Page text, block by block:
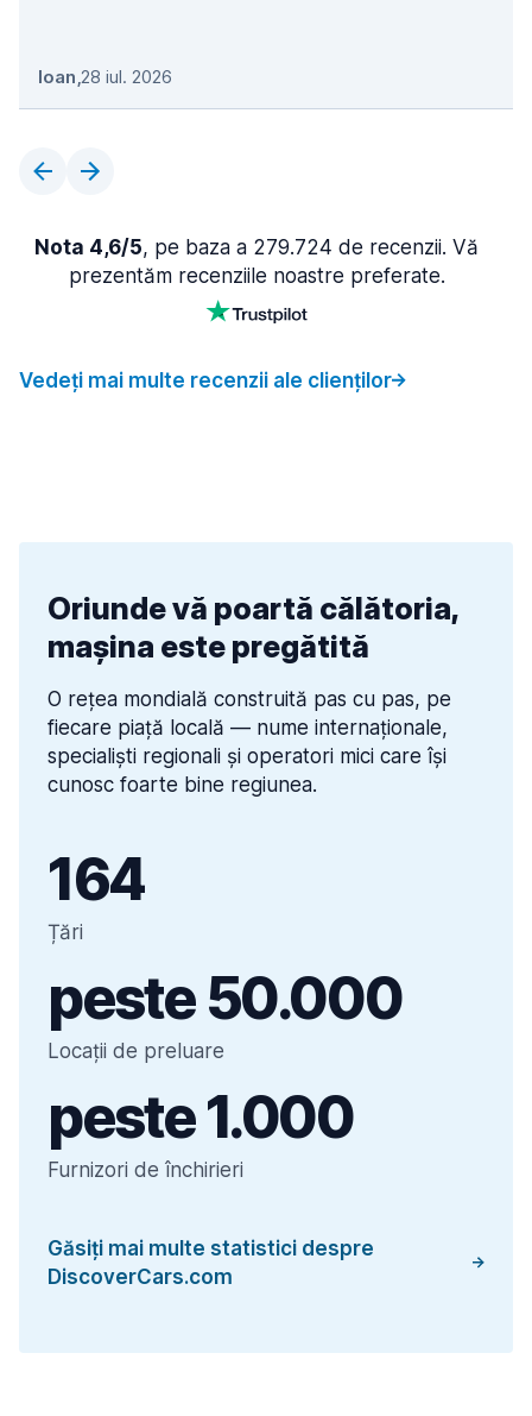
Ioan,28 iul. 2026
Nota 4,6/5, pe baza a 279.724 de recenzii. Vă
prezentăm recenziile noastre preferate.
Vedeți mai multe recenzii ale clienților
Oriunde vă poartă călătoria,
mașina este pregătită
O rețea mondială construită pas cu pas, pe
fiecare piață locală — nume internaționale,
specialiști regionali și operatori mici care își
cunosc foarte bine regiunea.
164
Țări
peste 50.000
Locații de preluare
peste 1.000
Furnizori de închirieri
Găsiți mai multe statistici despre
DiscoverCars.com